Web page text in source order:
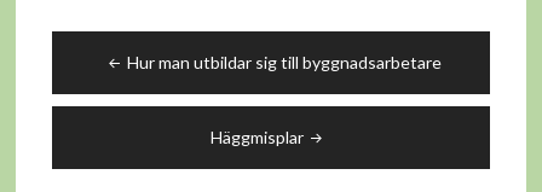
Hur man utbildar sig till byggnadsarbetare
Häggmisplar